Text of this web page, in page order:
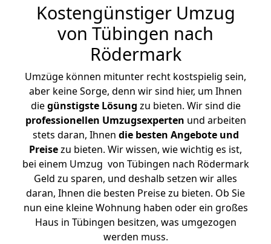
Kostengünstiger Umzug
von Tübingen nach
Rödermark
Umzüge können mitunter recht kostspielig sein,
aber keine Sorge, denn wir sind hier, um Ihnen
diegünstigste Lösung zu bieten. Wir sind die
professionellen Umzugsexperten und arbeiten
stets daran, Ihnen die besten Angebote und
Preisezu bieten. Wir wissen, wie wichtig es ist,
bei einem Umzug von Tübingen nach Rödermark
Geld zu sparen, und deshalb setzen wir alles
daran, Ihnen die besten Preise zu bieten. Ob Sie
nun eine kleine Wohnung haben oder ein großes
Haus in Tübingen besitzen, was umgezogen
werden muss.